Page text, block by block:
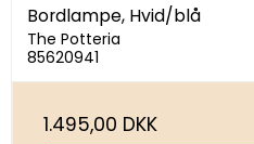
Bordlampe, Hvid/blå
The Potteria
85620941
1.495,00 DKK